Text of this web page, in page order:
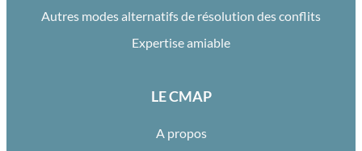
Autres modes alternatifs de résolution des conflits
Expertise amiable
LE CMAP
A propos